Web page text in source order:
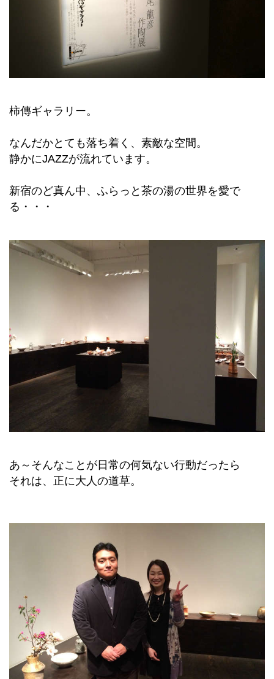
柿傳ギャラリー。
なんだかとても落ち着く、素敵な空間。
静かにJAZZが流れています。
新宿のど真ん中、ふらっと茶の湯の世界を愛で
る・・・
あ～そんなことが日常の何気ない行動だったら
それは、 正に大人の道草。